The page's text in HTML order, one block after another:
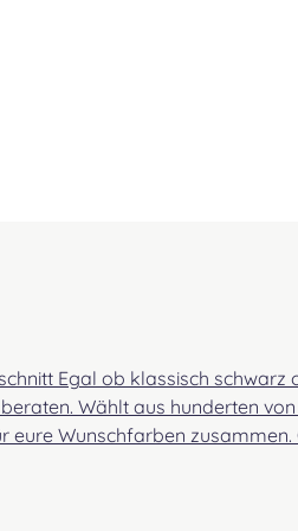
Egal ob klassisch
Wählt aus hunderten
eure Wunschfarben zusammen.
euch Frauen garantiert
eure Größe anhand der